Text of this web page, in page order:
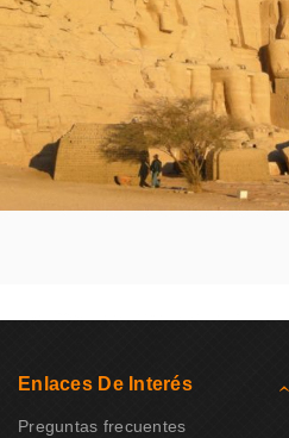
Enlaces De Interés
Preguntas frecuentes